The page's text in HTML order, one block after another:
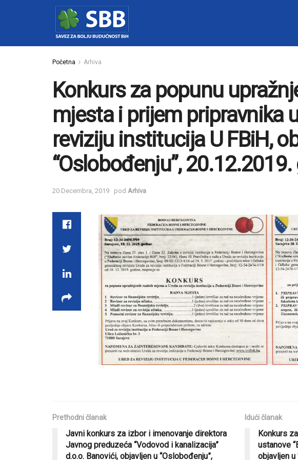
Početna Arhiva
Konkurs za popunu
mjesta i prijem pripravnika
reviziju institucija U FBiH,
“Oslobođenju”,
20 Decembra, 2019 pod Arhiva
Prethodni članak
Javni konkurs za izbor i imenovanje direktora
Javnog preduzeća “Vodovod i kanalizacija”
d.o.o. Banovići, objavljen u “Oslobođenju”,
Idući članak
Konkurs
ustanove
objavljen u